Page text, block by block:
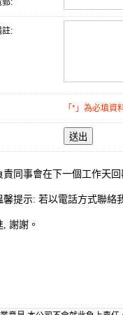
郵:
註:
「*」為必填資
送出
責同事會在下一個工作天回
馨提示: 若以電話方式聯絡
, 謝謝。